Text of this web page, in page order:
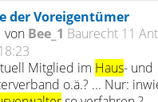
der Voreigentümer
von Bee_1 Baurecht 11
Mitglied im Haus- und
o.ä.? ... Nur: